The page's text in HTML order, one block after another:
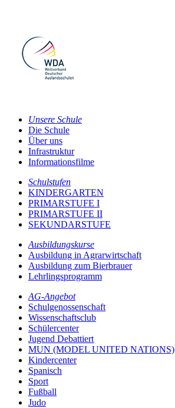
Unsere Schule
Die Schule
Über uns
Infrastruktur
Informationsfilme
Schulstufen
KINDERGARTEN
PRIMARSTUFE I
PRIMARSTUFE II
SEKUNDARSTUFE
Ausbildungskurse
Ausbildung in Agrarwirtschaft
Ausbildung zum Bierbrauer
Lehrlingsprogramm
AG-Angebot
Schulgenossenschaft
Wissenschaftsclub
Schülercenter
Jugend Debattiert
MUN (MODEL UNITED NATIONS)
Kindercenter
Spanisch
Sport
Fußball
Judo